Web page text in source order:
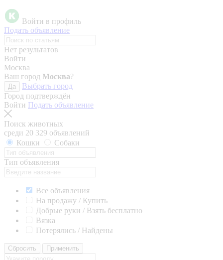
Войти в профиль
Подать объявление
Нет результатов
Войти
Москва
Ваш город Москва?
Да
Выбрать город
Город подтверждён
Войти Подать объявление
Поиск животных
среди 20 329 объявлений
Кошки
Собаки
Тип объявления
Все объявления
На продажу / Купить
Добрые руки / Взять бесплатно
Вязка
Потерялись / Найдены
Сбросить Применить